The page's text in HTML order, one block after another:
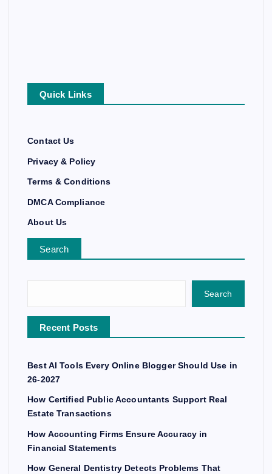
Quick Links
Contact Us
Privacy & Policy
Terms & Conditions
DMCA Compliance
About Us
Search
Search
Recent Posts
Best AI Tools Every Online Blogger Should Use in
26-2027
How Certified Public Accountants Support Real
Estate Transactions
How Accounting Firms Ensure Accuracy in
Financial Statements
How General Dentistry Detects Problems That